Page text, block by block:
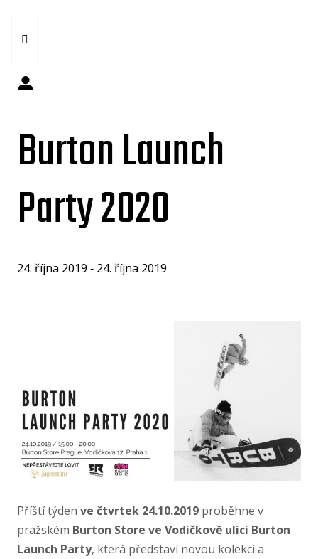
Burton Launch
Party 2020
24. října 2019 ‐ 24. října 2019
Příští týden ve čtvrtek 24.10.2019 proběhne v
pražském Burton Store ve Vodičkově ulici Burton
Launch Party, která představí novou kolekci a